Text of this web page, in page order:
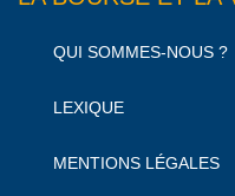
QUI SOMMES-NOUS ?
LEXIQUE
MENTIONS LÉGALES